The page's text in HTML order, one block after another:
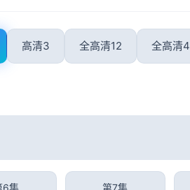
高清3 全高清12 全高清4
6集 第7集